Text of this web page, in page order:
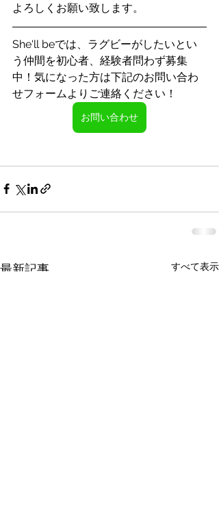
よろしくお願い致します。
She'll beでは、ラグビーがしたいとい
う仲間を初心者、経験者問わず募集
中！気になった方は下記のお問い合わ
せフォームよりご連絡ください！
お問い合わせ
最新記事 すべて表示